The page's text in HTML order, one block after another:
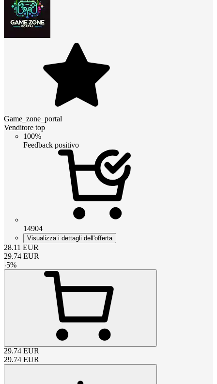
Game_zone_portal
Venditore top
100%
Feedback positivo
14904
Visualizza i dettagli dell'offerta
28.11 EUR
29.74 EUR
-5%
29.74 EUR
29.74 EUR